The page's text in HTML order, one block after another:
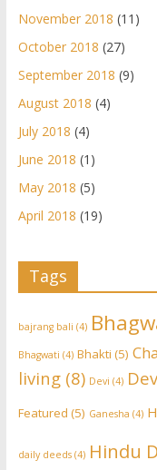
November 2018 (11)
October 2018 (27)
September 2018 (9)
August 2018 (4)
July 2018 (4)
June 2018 (1)
May 2018 (5)
April 2018 (19)
Tags
bajrang bali (4)
Bhagwati (4) Bhakti (5)
living(8) Devi (4)
Featured (5) Ganesha (4)
daily deeds(4) Hindu